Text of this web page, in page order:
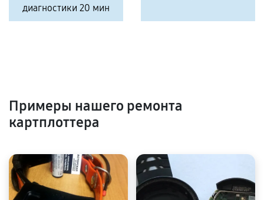
диагностики 20 мин
Примеры нашего ремонта
картплоттера